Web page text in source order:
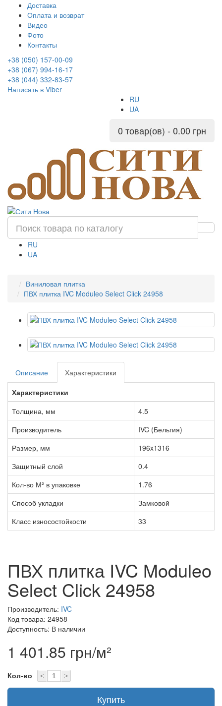
Доставка
Оплата и возврат
Видео
Фото
Контакты
+38 (050) 157-00-09
+38 (067) 994-16-17
+38 (044) 332-83-57
Написать в Viber
RU
UA
0 товар(ов) - 0.00 грн
RU
UA
Виниловая плитка
ПВХ плитка IVC Moduleo Select Click 24958
Описание
Характеристики
Характеристики
Толщина, мм
4.5
Производитель
IVC (Бельгия)
Размер, мм
196x1316
Защитный слой
0.4
Кол-во М² в упаковке
1.76
Способ укладки
Замковой
Класс износостойкости
33
ПВХ плитка IVC Moduleo
Select Click 24958
Производитель: IVC
Код товара: 24958
Доступность: В наличии
1 401.85 грн/м²
Кол-во < >
Купить